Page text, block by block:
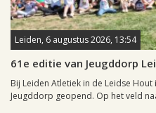
Leiden, 6 augustus 2026, 13:54
61e editie van Jeugddorp
Bij Leiden Atletiek in de Leidse
Jeugddorp geopend. Op het veld